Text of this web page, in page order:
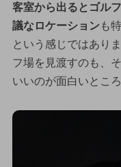
客室から出るとゴル
議なロケーション も
という感じではあり
フ場を見渡すのも、
いいのが面白いところ